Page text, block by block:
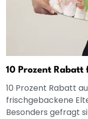
10 Prozent
10 Prozent Rabatt
frischgebackene
Besonders gefragt